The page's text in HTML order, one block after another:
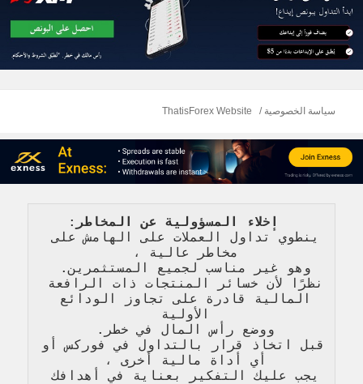
سياسة الخصوصية ThatisForex Website
إخلاء المسؤولية عن المخاطر :
ينطوي تداول العملات على الهامش على
مخاطر عالية
،
وهو غير مناسب لجميع المستثمرين.
الأولية
ووضع رأس المال في خطر.
أي أداة مالية أخرى ،
يجب عليك التفكير بعناية في أهدافك